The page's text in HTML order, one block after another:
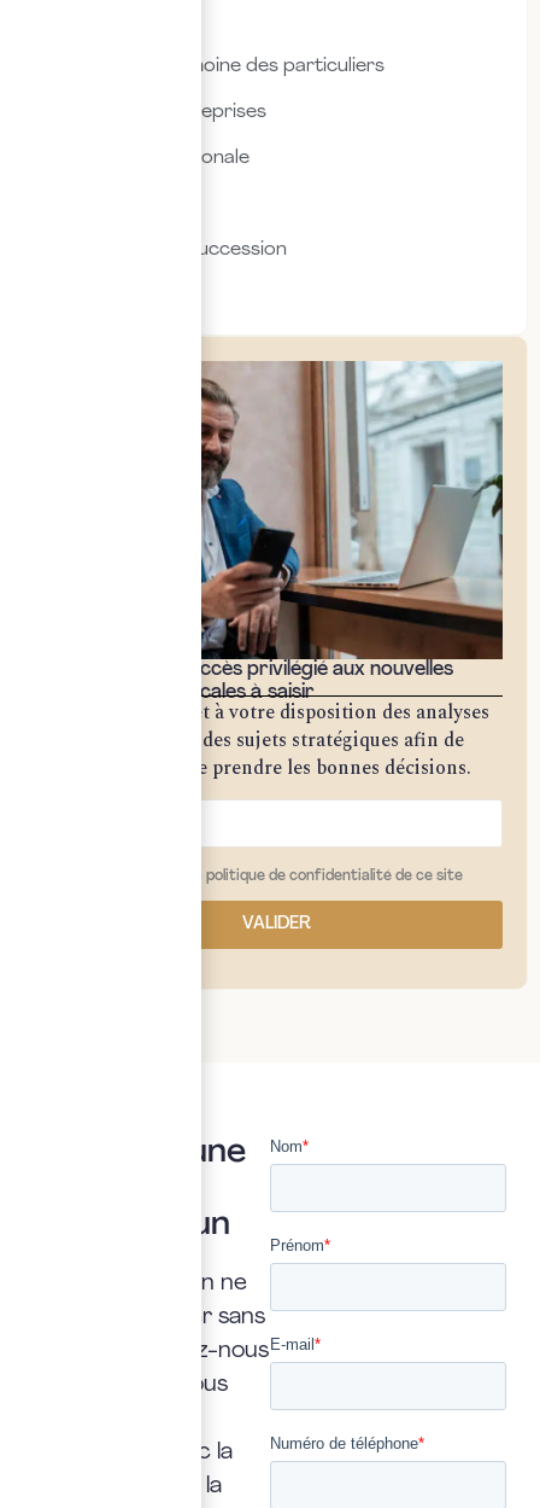
Fiscalité & patrimoine des particuliers
Fiscalité des entreprises
Fiscalité internationale
Transmission & succession
Bénéficiez d'un accès privilégié aux nouvelles
opportunités fiscales à saisir
Notre cabinet met à votre disposition des analyses
approfondies sur des sujets stratégiques afin de
vous permettre de prendre les bonnes décisions.
j'ai lu et j'accepte la politique de confidentialité de ce site
VALIDER
Vous avez une
Posez là à un
Une interrogation ne
doit jamais rester sans
réponse. Confiez-nous
la vôtre : nous vous
rapidement, avec la
transparence et la